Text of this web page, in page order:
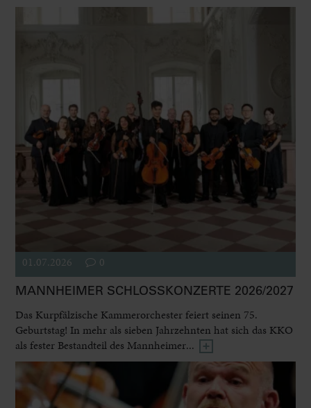
01.07.2026 0
MANNHEIMER SCHLOSSKONZERTE 2026/2027
Das Kurpfälzische Kammerorchester feiert seinen 75.
Geburtstag! In mehr als sieben Jahrzehnten hat sich das KKO
als fester Bestandteil des Mannheimer...